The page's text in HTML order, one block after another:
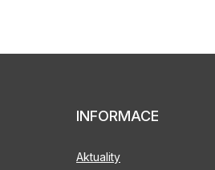
INFORMACE
Aktuality